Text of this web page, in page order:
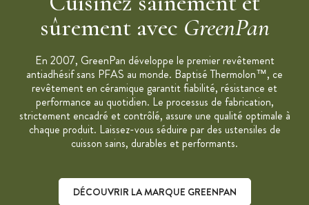
Marque :GreenPan
sûrement avec GreenPan
En 2007, GreenPan développe le premier revêtement
antiadhésif sans PFAS au monde. Baptisé Thermolon™, ce
revêtement en céramique garantit fiabilité, résistance et
performance au quotidien. Le processus de fabrication,
strictement encadré et contrôlé, assure une qualité optimale à
chaque produit. Laissez-vous séduire par des ustensiles de
cuisson sains, durables et performants.
DÉCOUVRIR LA MARQUE GREENPAN